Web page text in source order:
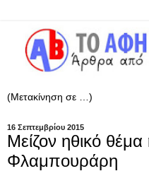
16 Σεπτεμβρίου 2015
Μείζον ηθικό
Φλαμπουράρη